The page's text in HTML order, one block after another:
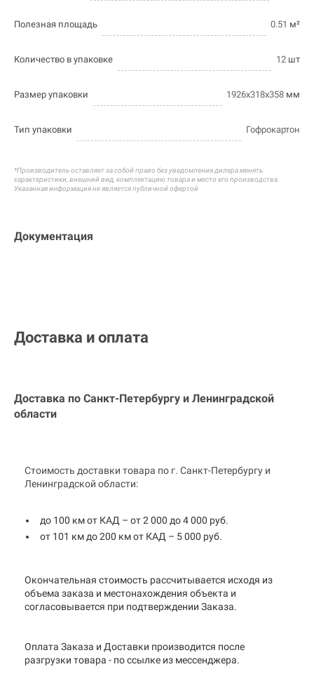
Полезная площадь 0.51 м²
Количество в упаковке 12 шт
Размер упаковки 1926х318х358 мм
Тип упаковки Гофрокартон
*Производитель оставляет за собой право без уведомления дилера менять
характеристики, внешний вид, комплектацию товара и место его производства.
Указанная информация не является публичной офертой
Документация
Доставка и оплата
Доставка по Санкт-Петербургу и Ленинградской
области
Стоимость доставки товара по г. Санкт-Петербургу и
Ленинградской области:
до 100 км от КАД – от 2 000 до 4 000 руб.
от 101 км до 200 км от КАД – 5 000 руб.
Окончательная стоимость рассчитывается исходя из
объема заказа и местонахождения объекта и
согласовывается при подтверждении Заказа.
Оплата Заказа и Доставки производится после
разгрузки товара - по ссылке из мессенджера.